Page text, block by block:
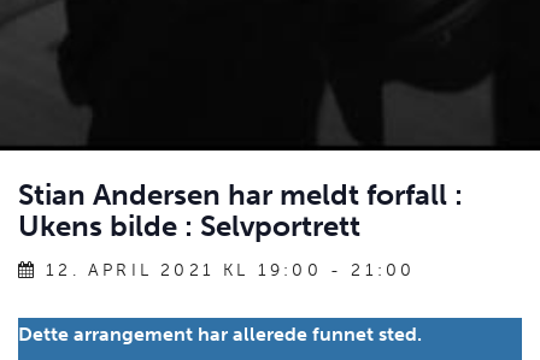
Stian Andersen har meldt forfall :
Ukens bilde : Selvportrett
12. APRIL 2021 KL 19:00 -21:00
Dette arrangement har allerede funnet sted.